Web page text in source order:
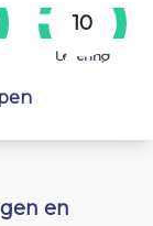
10
Levering
en